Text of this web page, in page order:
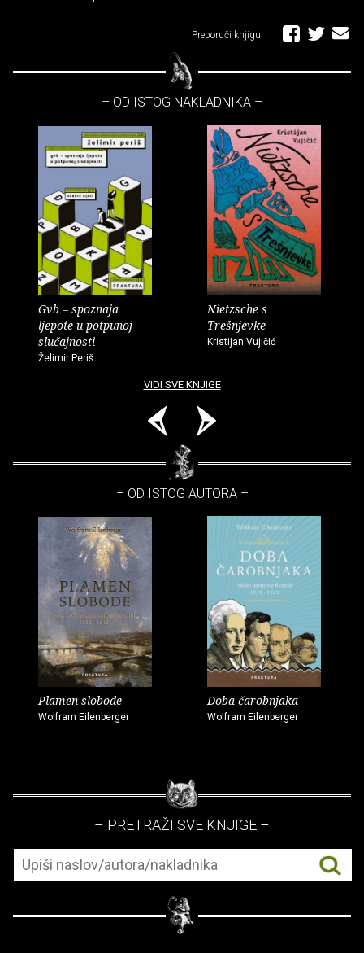
Preporuči knjigu
– OD ISTOG NAKLADNIKA –
Gvb – spoznaja
ljepote u potpunoj
slučajnosti
Želimir Periš
Nietzsche s
Trešnjevke
Kristijan Vujičić
VIDI SVE KNJIGE
– OD ISTOG AUTORA –
Plamen slobode
Wolfram Eilenberger
Doba čarobnjaka
Wolfram Eilenberger
– PRETRAŽI SVE KNJIGE –